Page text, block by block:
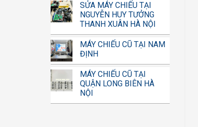
SỬA MÁY CHIẾU TẠI
NGUYỄN HUY TƯỞNG
THANH XUÂN HÀ NỘI
MÁY CHIẾU CŨ TẠI NAM
ĐỊNH
MÁY CHIẾU CŨ TẠI
QUẬN LONG BIÊN HÀ
NỘI